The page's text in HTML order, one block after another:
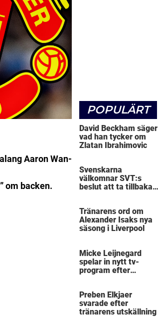
Aaron Wan-
om backen.
POPULÄRT
David Beckham säger
vad han tycker om
Zlatan Ibrahimovic
Svenskarna
välkomnar SVT:s
beslut att ta tillbaka
Tränarens ord om
Alexander Isaks nya
säsong i Liverpool
Micke Leijnegard
spelar in nytt tv-
program efter
Preben Elkjaer
svarade efter
tränarens utskällning